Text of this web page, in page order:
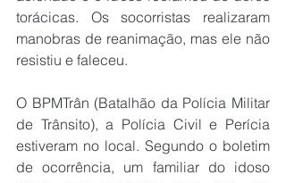
torácicas. Os socorristas realizaram
manobras de reanimação, mas ele não
resistiu e faleceu.
O BPMTrân (Batalhão da Polícia Militar
de Trânsito), a Polícia Civil e Perícia
estiveram no local. Segundo o boletim
de ocorrência, um familiar do idoso